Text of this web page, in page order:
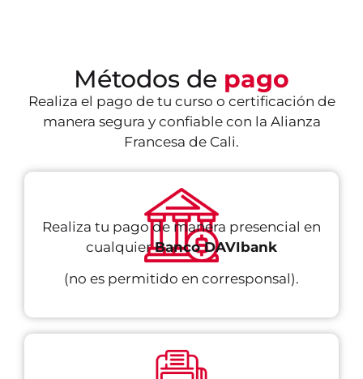
Métodos de pago
Realiza el pago de tu curso o certificación de
manera segura y confiable con la Alianza
Francesa de Cali.
Realiza tu pago de manera presencial en
cualquierBanco DAVIbank
(no es permitido en corresponsal).